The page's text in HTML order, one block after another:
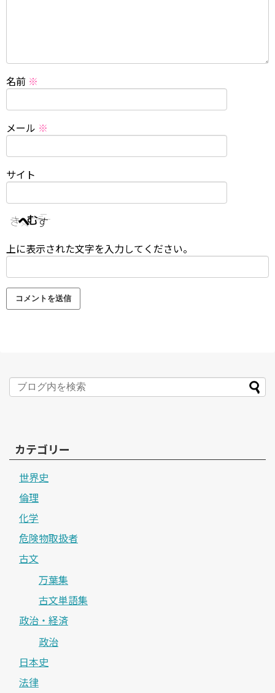
名前 ※
メール ※
サイト
上に表示された文字を入力してください。
カテゴリー
世界史
倫理
化学
危険物取扱者
古文
万葉集
古文単語集
政治・経済
政治
日本史
法律